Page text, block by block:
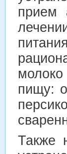
прием
пищу:
Также